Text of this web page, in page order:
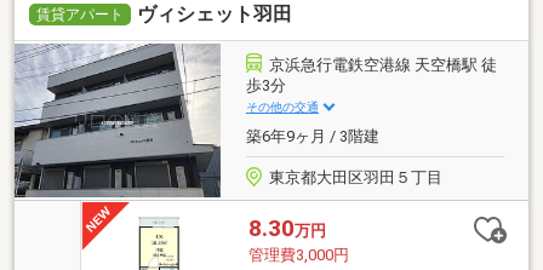
賃貸アパート ヴィシェット羽田
京浜急行電鉄空港線 天空橋駅 徒
歩3分
その他の交通
築6年9ヶ月 / 3階建
東京都大田区羽田５丁目
8.30万円
管理費3,000円